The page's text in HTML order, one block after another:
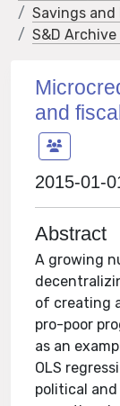
Savings and
S&D
and
2015-01-
Abstract
A growing
of creating
pro-poor
as an
OLS
political